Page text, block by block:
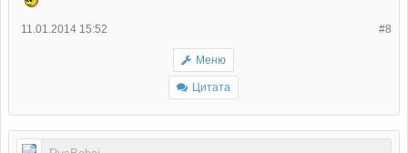
#8
11.01.2014 15:52
Меню
Цитата